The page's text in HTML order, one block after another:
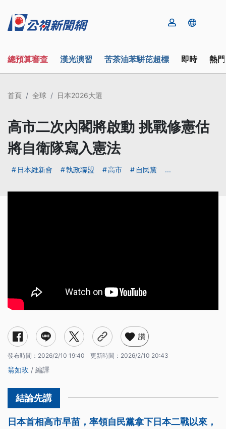
總預算審查 漢光演習 苦茶油苯駢芘超標 即時 熱
首頁 全球 日本2026大選
高市二次內閣將啟動 挑戰修憲估
將自衛隊寫入憲法
日本維新會 執政聯盟 高市 自民黨 ...
讚
發布時間： 2026/2/10 19:40 更新時間： 2026/2/10 20:43
翁如玫 / 編譯
日本首相高市早苗，率領自民黨拿下日本二戰以來，